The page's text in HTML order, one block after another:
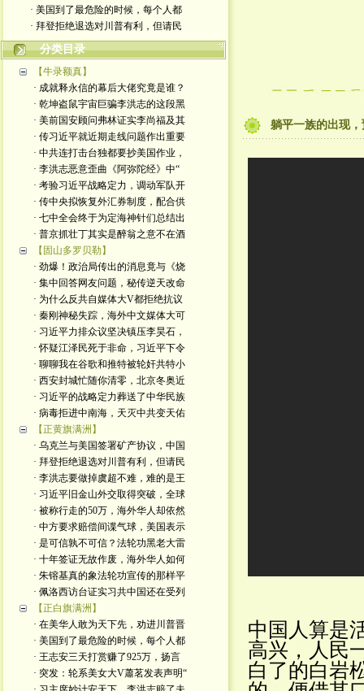
· 美国到了最危险的时候，每个人都
· 拜登拒绝退选对川普有利，但请民
分类目录
【牛录额真】
· 成就释永信的幕后大佬究竟是谁？
· 乾坤盗鼠宇宙巨骗李洪志的这段黑
· 美前国安顾问弗林证实李尚福及其
· 传习近平就近期走线问题作出重要
· 中共连打击台独都要抄美国作业，
· 李洪志恶意歪曲《阿弥陀经》中“
· 考验习近平战略定力，调动军队开
· 传中央拟恢复外汇券制度，配合供
· 七中全会终于为定海神针们总结出
· 普京抓壮丁其实是醉翁之意不在酒
【固山多罗贝勒】
· 劲爆！政治局传出的消息竟与《烧
· 集中回答网友问题，秘传逆天改命
· 为什么反共自媒体大V都拒绝抗议
· 秦刚神秘失踪，海外中文媒体大可
· 习近平力排众议坚决镇压李昊石，
· 怀疑江泽民死于非命，习近平下令
· 聊聊我在谷歌和推特被轮奸共特小
· 西安封城忙随你清零，北京冬奥近
· 习近平的战略定力葬送了中华民族
· 病毒拒进中南海，天灭中共变天佑
【正黄旗满洲】
· 乌克兰与美国签署矿产协议，中国
· 拜登拒绝退选对川普有利，但请民
· 李洪志要做掉虞超不难，难的是王
· 习近平旧金山外交取得突破，全球
· 被称行走的50万，海外华人却依然
· 中方要求赔偿间谍气球，美国表示
· 是可信孰不可信？法轮功黑老大雷
· 十年签证无故作废，海外华人如何
· 朱镕基真的象法轮功宣传的那样平
· 佩洛西访台证实习共中国还在受列
【正白旗满洲】
· 在美华人敢为天下先，劝进川普晋
· 美国到了最危险的时候，每个人都
· 王志安三天打赏赚了925万，扬言
· 突发：轮系美女大V蕭茗发表声明“
躺平一族的出现
中国人算是
高兴，人民
白了的白岩